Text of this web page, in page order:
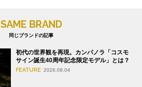
SAME BRAND
同じブランドの記事
初代の世界観を再現。カンパノラ「コスモ
サイン誕生40周年記念限定モデル」とは？
FEATURE 2026.08.04